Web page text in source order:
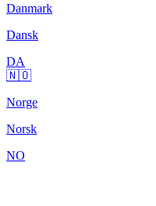
Danmark
Dansk
DA
🇳🇴
Norge
Norsk
NO